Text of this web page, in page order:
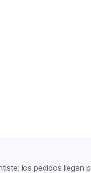
los pedidos llegan